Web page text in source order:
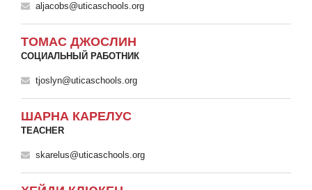
aljacobs@uticaschools.org
ТОМАС ДЖОСЛИН
СОЦИАЛЬНЫЙ РАБОТНИК
tjoslyn@uticaschools.org
ШАРНА КАРЕЛУС
TEACHER
skarelus@uticaschools.org